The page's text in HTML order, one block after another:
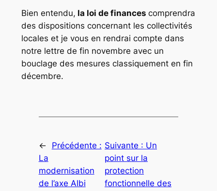
Bien entendu, la loi de finances comprendra
des dispositions concernant les collectivités
locales et je vous en rendrai compte dans
notre lettre de fin novembre avec un
bouclage des mesures classiquement en fin
décembre.
←
Précédente :
La
modernisation
de l’axe Albi
Suivante : Un
point sur la
protection
fonctionnelle des